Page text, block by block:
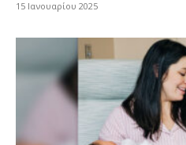
15 Ιανουαρίου 2025